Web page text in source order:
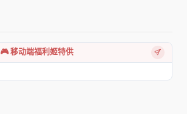
🎮 移动端福利姬特供